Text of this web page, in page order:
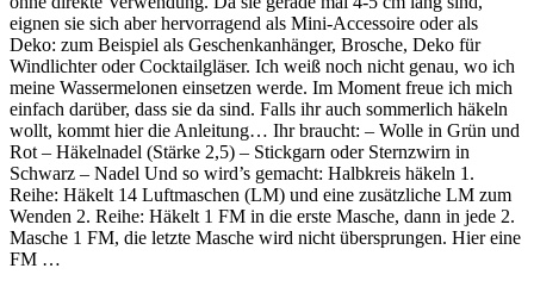
eignen sie sich aber hervorragend als Mini-Accessoire oder als
Deko: zum Beispiel als Geschenkanhänger, Brosche, Deko für
Windlichter oder Cocktailgläser. Ich weiß noch nicht genau, wo ich
meine Wassermelonen einsetzen werde. Im Moment freue ich mich
einfach darüber, dass sie da sind. Falls ihr auch sommerlich häkeln
wollt, kommt hier die Anleitung… Ihr braucht: – Wolle in Grün und
Rot – Häkelnadel (Stärke 2,5) – Stickgarn oder Sternzwirn in
Schwarz – Nadel Und so wird’s gemacht: Halbkreis häkeln 1.
Reihe: Häkelt 14 Luftmaschen (LM) und eine zusätzliche LM zum
Wenden 2. Reihe: Häkelt 1 FM in die erste Masche, dann in jede 2.
Masche 1 FM, die letzte Masche wird nicht übersprungen. Hier eine
FM …